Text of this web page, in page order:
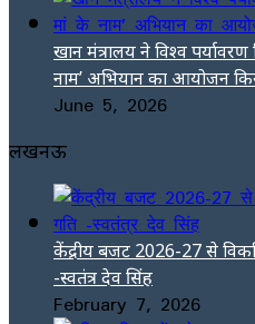
खान मंत्रालय ने विश्व
नाम’ अभियान का आयोजन
June 5, 2026
लखनऊ
केंद्रीय बजट 2026-27 से
-स्वतंत्र देव सिंह
February 7, 2026